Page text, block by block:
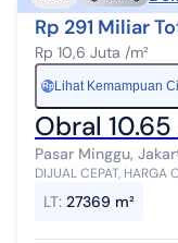
Rp 291 Miliar
Rp 10,6 Juta /m²
Rp Lihat Kemampuan
Obral
Pasar Minggu,
DIJUAL CEPAT, HARGA
MINGGU , JAKARTA-SEL...
LT: 27369 m²